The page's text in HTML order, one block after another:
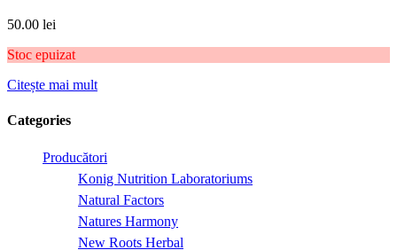
50.00 lei
Stoc epuizat
Citește mai mult
Categories
Producători
Konig Nutrition Laboratoriums
Natural Factors
Natures Harmony
New Roots Herbal